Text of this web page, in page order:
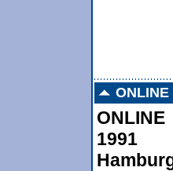
ONLINE
1991